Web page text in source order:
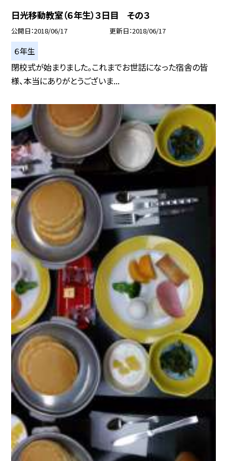
日光移動教室（６年生）３日目 その３
公開日 2018/06/17 更新日 2018/06/17
６年生
閉校式が始まりました。これまでお世話になった宿舎の皆
様、本当にありがとうございま...